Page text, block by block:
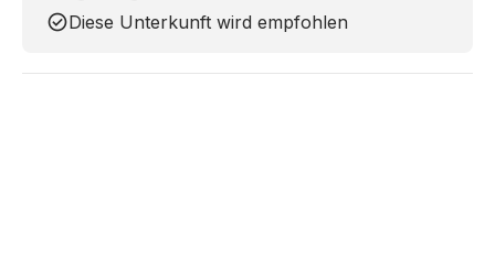
check_circleDiese Unterkunft wird empfohlen